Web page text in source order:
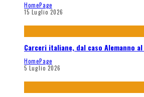
HomePage
15 Luglio 2026
Carceri italiane, dal caso Alemanno
HomePage
5 Luglio 2026